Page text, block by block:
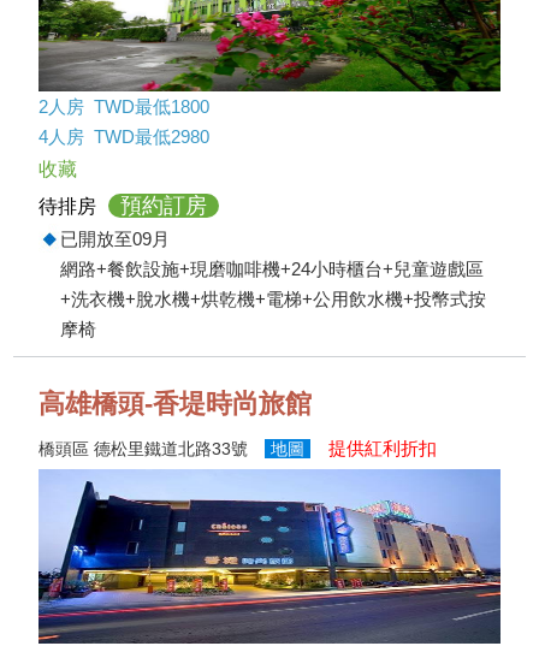
2人房 TWD最低1800
4人房 TWD最低2980
收藏
待排房
預約訂房
已開放至09月
網路+餐飲設施+現磨咖啡機+24小時櫃台+兒童遊戲區
+洗衣機+脫水機+烘乾機+電梯+公用飲水機+投幣式按
摩椅
高雄橋頭-香堤時尚旅館
橋頭區 德松里鐵道北路33號 地圖 提供紅利折扣